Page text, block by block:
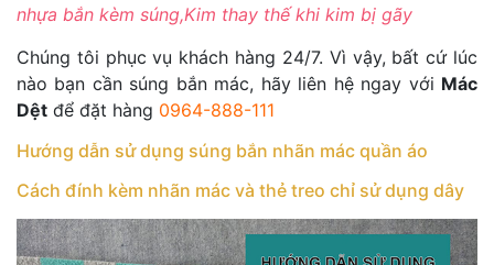
nhựa bắn kèm súng,Kim thay thế khi kim bị gãy
Chúng tôi phục vụ khách hàng 24/7. Vì vậy, bất cứ lúc
nào bạn cần súng bắn mác, hãy liên hệ ngay với Mác
Dệt để đặt hàng 0964-888-111
Hướng dẫn sử dụng súng bắn nhãn mác quần áo
Cách đính kèm nhãn mác và thẻ treo chỉ sử dụng dây